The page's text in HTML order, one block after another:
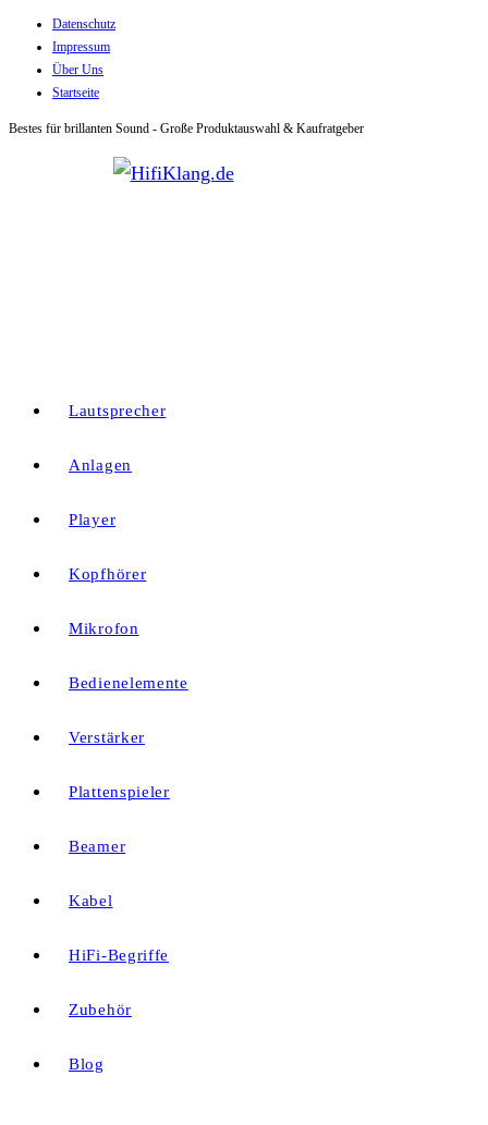
Zum
Inhalt
springen
Datenschutz
Impressum
Über Uns
Startseite
Bestes für brillanten Sound - Große Produktauswahl & Kaufratgeber
Lautsprecher
Anlagen
Player
Kopfhörer
Mikrofon
Bedienelemente
Verstärker
Plattenspieler
Beamer
Kabel
HiFi-Begriffe
Zubehör
Blog